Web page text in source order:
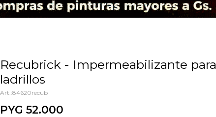
Recubrick - Impermeabilizante para
ladrillos
84620recub
PYG 52.000